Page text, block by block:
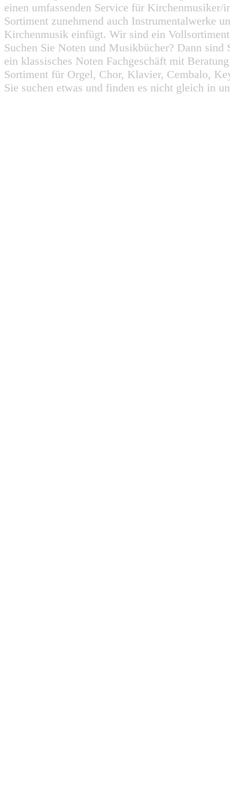
einen umfassenden Service für
Sortiment zunehmend auch Instrumentalwerke
Kirchenmusik einfügt. Wir sind ein
Suchen Sie Noten und Musikbücher? Dann
ein klassisches Noten Fachgeschäft mit
Sortiment für Orgel, Chor, Klavier, Cembalo,
Sie suchen etwas und finden es nicht gleich in